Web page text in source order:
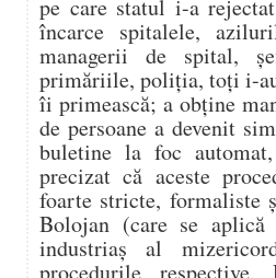
pe care statul i-a
încarce spitalele,
managerii de spital,
primăriile, poliția, toți i-
îi primească; a obține
de persoane a devenit
buletine la foc
precizat că aceste
foarte stricte, formaliste
Bolojan (care se
industriaș al
procedurile